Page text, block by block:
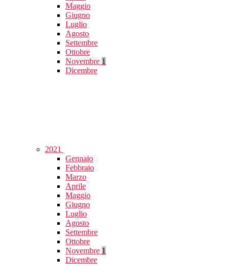
Maggio
Giugno
Luglio
Agosto
Settembre
Ottobre
Novembre 1
Dicembre
2021
Gennaio
Febbraio
Marzo
Aprile
Maggio
Giugno
Luglio
Agosto
Settembre
Ottobre
Novembre 1
Dicembre